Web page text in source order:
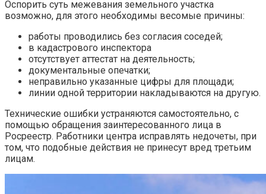
Оспорить суть межевания земельного участка
возможно, для этого необходимы весомые причины:
работы проводились без согласия соседей;
в кадастрового инспектора
отсутствует аттестат на деятельность;
документальные опечатки;
неправильно указанные цифры для площади;
линии одной территории накладываются на другую.
Технические ошибки устраняются самостоятельно, с
помощью обращения заинтересованного лица в
Росреестр. Работники центра исправлять недочеты, при
том, что подобные действия не принесут вред третьим
лицам.